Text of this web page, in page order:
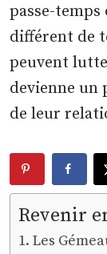
passe-temps
différent de
peuvent
devienne un
de leur
Revenir
Les